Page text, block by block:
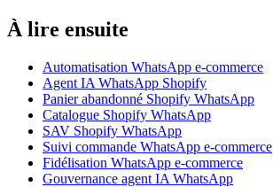
À lire ensuite
Automatisation WhatsApp e-commerce
Agent IA WhatsApp Shopify
Panier abandonné Shopify WhatsApp
Catalogue Shopify WhatsApp
SAV Shopify WhatsApp
Suivi commande WhatsApp e-commerce
Fidélisation WhatsApp e-commerce
Gouvernance agent IA WhatsApp